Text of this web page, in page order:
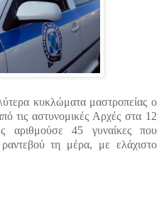
κυκλώματα μαστροπείας ο
τις αστυνομικές Αρχές στα 12
45 γυναίκες που
τη μέρα, με ελάχιστο